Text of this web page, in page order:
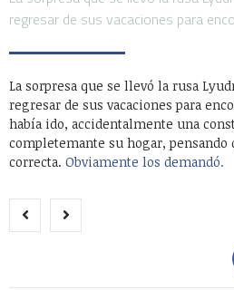
regresar de sus vacaciones para
La sorpresa que se llevó la rusa
regresar de sus vacaciones para
había ido, accidentalmente una
completemante su hogar, pensando
correcta. Obviamente los demandó.